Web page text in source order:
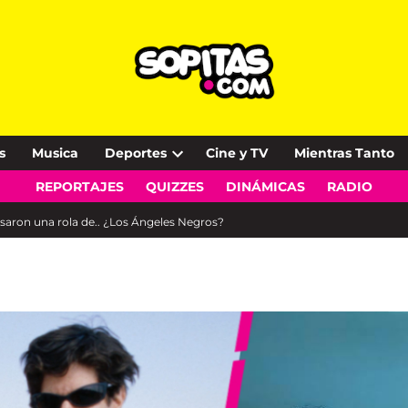
Musica Deportes
Open
dropdown
Cine y TV Mientras Tanto
REPORTAJES QUIZZES DINÁMICAS RADIO
una rola de.. ¿Los Ángeles Negros?